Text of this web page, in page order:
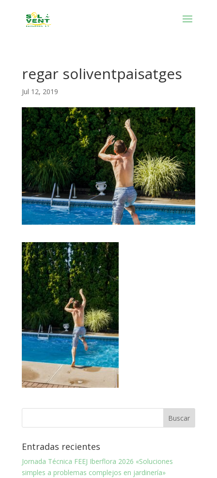
regar soliventpaisatges
Jul 12, 2019
Entradas recientes
Jornada Técnica FEEJ Iberflora 2026 «Soluciones
simples a problemas complejos en jardinería»